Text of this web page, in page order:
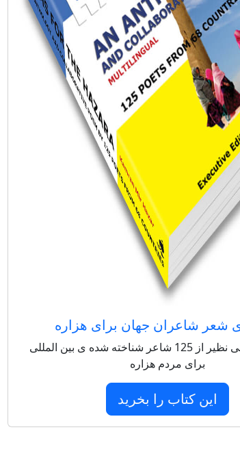
شعر شاعران جهان برای هزاره
مجموعه شعر بی نظیر از 125 شاعر شناخته شده ی بین المللی
برای مردم هزاره
این کتاب را بخرید